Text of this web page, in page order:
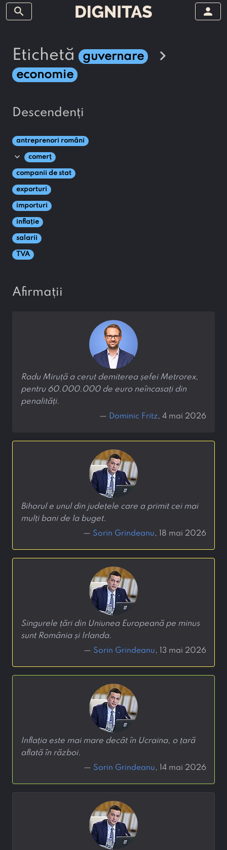
search person
etichetă guvernare chevron_right
economie
descendenți
antreprenori români
expand_more comerț
companii de stat
exporturi
importuri
inflație
salarii
TVA
afirmații
Radu Miruță a cerut demiterea șefei Metrorex,
pentru 60.000.000 de euro neîncasați din
penalități.
— Dominic Fritz, 4 mai 2026
Bihorul e unul din județele care a primit cei mai
mulți bani de la buget.
— Sorin Grindeanu, 18 mai 2026
Singurele țări din Uniunea Europeană pe minus
sunt România și Irlanda.
— Sorin Grindeanu, 13 mai 2026
Inflația este mai mare decât în Ucraina, o țară
aflată în război.
— Sorin Grindeanu, 14 mai 2026